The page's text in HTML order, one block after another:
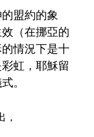
盟約的象
（在挪亞的
情況下是十
虹，耶穌留
。
，